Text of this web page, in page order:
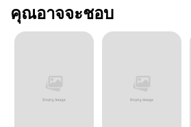
ตอนที่ 313
คุณอาจจะชอบ